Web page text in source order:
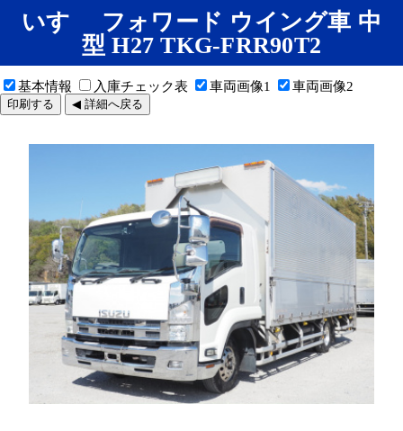
いすゞ フォワード ウイング車 中
型 H27 TKG-FRR90T2
基本情報 入庫チェック表 車両画像1 車両画像2
印刷する ◀ 詳細へ戻る